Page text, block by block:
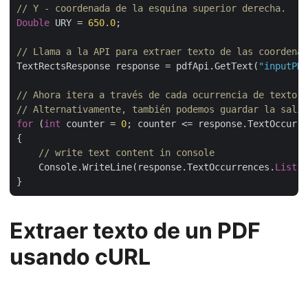
// Y - coordenada de la esquina superior derecha.
Double URY = 650.0;
// Llama a la API para extraer texto de las
TextRectsResponse response = pdfApi.GetText(
// Ahora itera a través de cada ocurrencia de texto
// Alternativamente, también podemos guardar la
for (int counter = 0; counter <=
{
// write text content in console
    Console.WriteLine(response.TextOccurrences.
List
Extraer texto de un PDF
usando cURL